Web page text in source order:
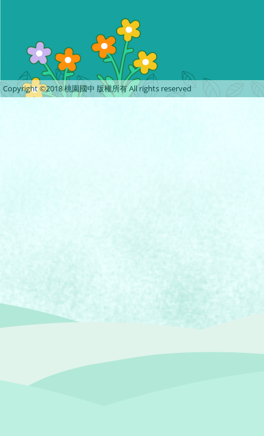
Copyright ©2018 桃園國中 版權所有 All rights reserved